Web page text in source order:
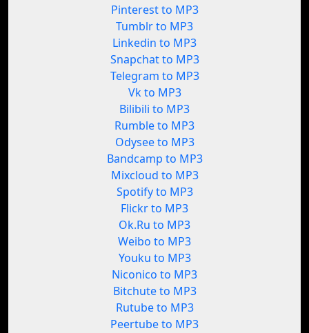
Pinterest to MP3
Tumblr to MP3
Linkedin to MP3
Snapchat to MP3
Telegram to MP3
Vk to MP3
Bilibili to MP3
Rumble to MP3
Odysee to MP3
Bandcamp to MP3
Mixcloud to MP3
Spotify to MP3
Flickr to MP3
Ok.Ru to MP3
Weibo to MP3
Youku to MP3
Niconico to MP3
Bitchute to MP3
Rutube to MP3
Peertube to MP3